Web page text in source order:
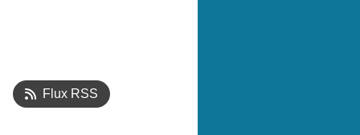
Flux RSS